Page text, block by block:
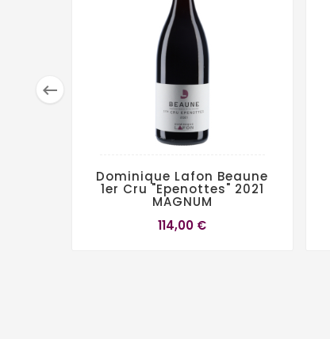

Dominique Lafon Beaune
1er Cru "Epenottes" 2021
MAGNUM
114,00 €